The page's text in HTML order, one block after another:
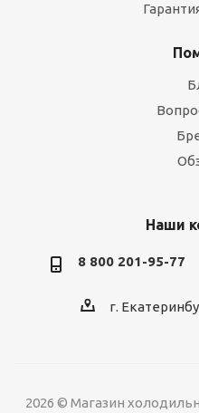
Наши
8 800 201-95-77
г.
2026 © Магазин